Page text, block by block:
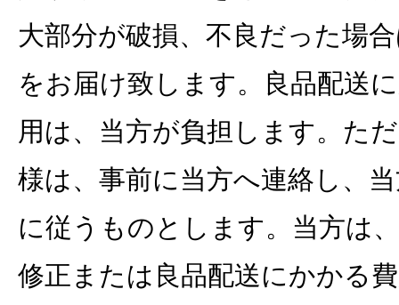
大部分が破損、不良だった場
をお届け致します。良品配送
用は、当方が負担します。た
様は、事前に当方へ連絡し、
に従うものとします。当方は
修正または良品配送にかかる